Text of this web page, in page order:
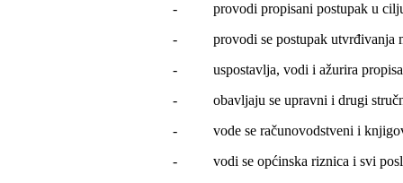
- provodi propisani postupak u cilju
- provodi se postupak utvrđivanja
- uspostavlja, vodi i ažurira propisana
- obavljaju se upravni i drugi stručni
- vode se računovodstveni i
- vodi se općinska riznica i svi